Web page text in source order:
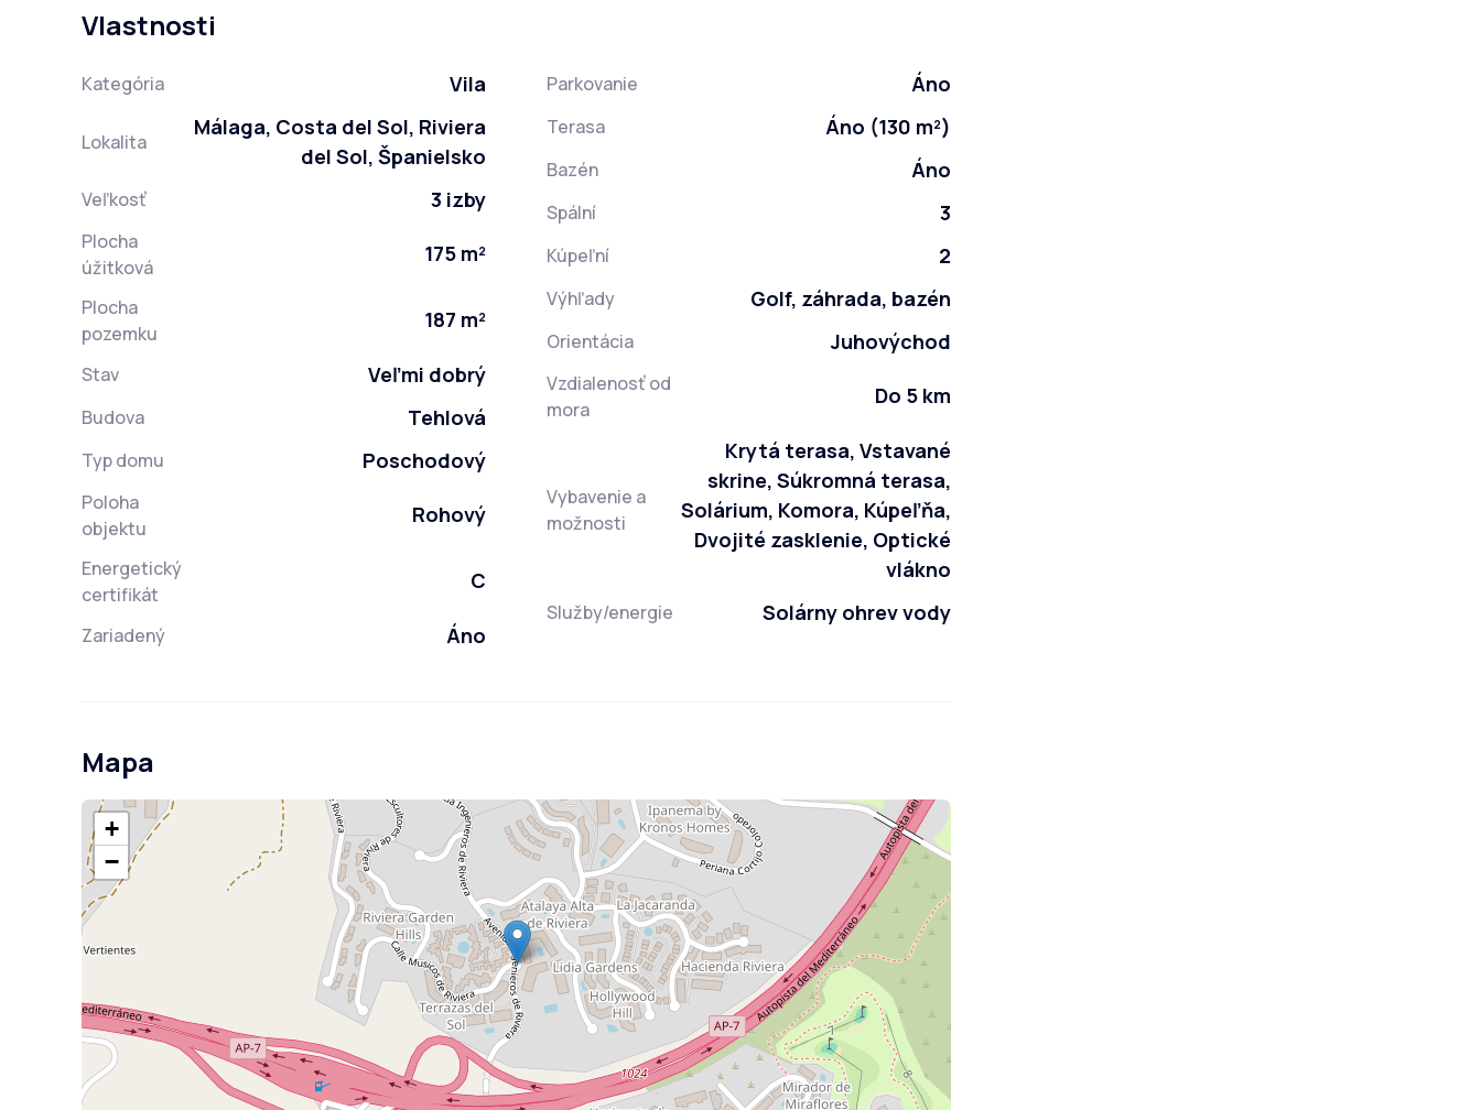
Vlastnosti
Kategória Vila
Lokalita
Málaga, Costa del Sol, Riviera
del Sol, Španielsko
Veľkosť 3 izby
Plocha
úžitková
175 m²
Plocha
pozemku
187 m²
Stav Veľmi dobrý
Budova Tehlová
Typ domu Poschodový
Poloha
objektu
Rohový
Energetický
certifikát
C
Zariadený Áno
Parkovanie Áno
Terasa Áno (130 m²)
Bazén Áno
Spální 3
Kúpeľní 2
Výhľady Golf, záhrada, bazén
Orientácia Juhovýchod
Vzdialenosť od
mora
Do 5 km
Vybavenie a
možnosti
Krytá terasa, Vstavané
skrine, Súkromná terasa,
Solárium, Komora, Kúpeľňa,
Dvojité zasklenie, Optické
vlákno
Služby/energie Solárny ohrev vody
Mapa
+
−